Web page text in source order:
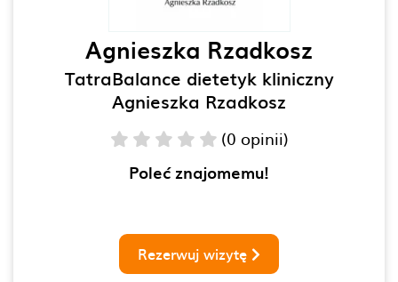
Agnieszka Rzadkosz
TatraBalance dietetyk kliniczny
Agnieszka Rzadkosz
(0 opinii)
Poleć znajomemu!
Rezerwuj wizytę